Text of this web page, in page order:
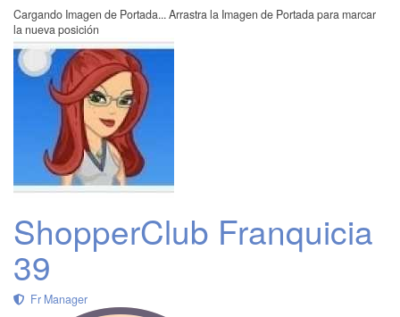
Cargando Imagen de Portada... Arrastra la Imagen de Portada para marcar
la nueva posición
ShopperClub Franquicia
39
Fr Manager